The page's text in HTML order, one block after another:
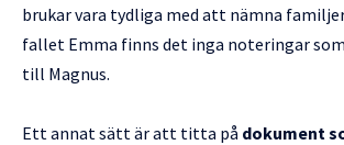
brukar vara tydliga med att nämna
fallet Emma finns det inga noteringar
till Magnus.
Ett annat sätt är att titta på dokument